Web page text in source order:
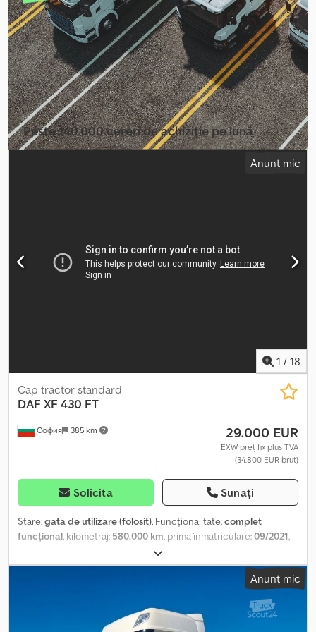
reglare electrică a geamurilor, închidere centralizată, = Opțiuni
și dotări suplimentare = - Aer condiționat - Scaune cu suspensie
pneumatică - Radio/CD player - Cabină de dormit - Sideskirts =
Observații = DAF XG480 Standard 2022, 544 km,
XLRTEF5300G439554. Kit complet de spoilere, climatizare
staționară, nou tahograf G2v2, afișaj digital. Cedszrnvnopfx Aa Tsrf
= Informații suplimentare = Axă față: direcțională Greutate
proprie: 8.043 kg ITP (Inspecția Tehnică): valabilă până la 01.2027
Peste 140.000 cereri de achiziție pe lună
Anunț mic
1 / 18
София 385 km
Cap tractor standard
DAF XF 430 FT
29.000 EUR
EXW preț fix plus TVA
(34.800 EUR brut)
Solicita Sunați
Stare:gata de utilizare (folosit), Funcționalitate:complet
funcțional, kilometraj: 580.000 km, prima înmatriculare:09/2021,
, greutatea goală:
anvelopei:315/70/22,5, starea anvelopelor:100 procent,
, eficiență
consum de combustibil (combinat):27,1 l/100 km , frâne:VEB
(Combinat de întreprinderi de stat)
, culoare:
Anunț mic